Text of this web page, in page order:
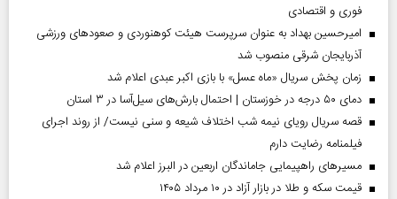
فوری و اقتصادی
امیرحسین بهداد به عنوان سرپرست هیئت کوهنوردی و صعودهای ورزشی
آذربایجان شرقی منصوب شد
زمان پخش سریال «ماه عسل» با بازی اکبر عبدی اعلام شد
دمای ۵۰ درجه در خوزستان | احتمال بارش‌های سیل‌آسا در ۳ استان
قصه سریال رویای نیمه شب اختلاف شیعه و سنی نیست/ از روند اجرای
فیلمنامه رضایت دارم
مسیر‌های راهپیمایی جاماندگان اربعین در البرز اعلام شد
قیمت سکه و طلا در بازار آزاد در ۱۰ مرداد ۱۴۰۵